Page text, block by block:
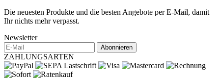
Die neuesten Produkte und die besten Angebote per E-Mail, damit
Ihr nichts mehr verpasst.
Newsletter
Abonnieren
ZAHLUNGSARTEN